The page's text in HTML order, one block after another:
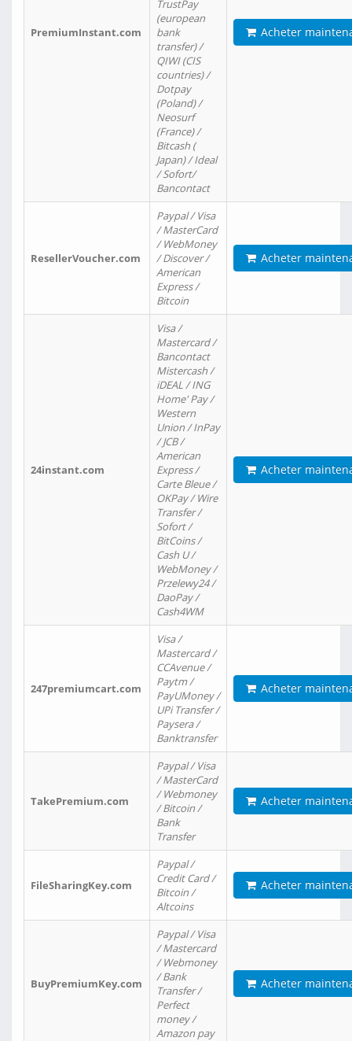
PremiumInstant.com
TrustPay
(european
bank
transfer) /
QIWI (CIS
countries) /
Dotpay
(Poland) /
Neosurf
(France) /
Bitcash (
Japan) / Ideal
/ Sofort/
Bancontact
Acheter
ResellerVoucher.com
Paypal / Visa
/ MasterCard
/ WebMoney
/ Discover /
American
Express /
Bitcoin
Acheter
24instant.com
Visa /
Mastercard /
Bancontact
Mistercash /
iDEAL / ING
Home' Pay /
Western
Union / InPay
/ JCB /
American
Express /
Carte Bleue /
OKPay / Wire
Transfer /
Sofort /
BitCoins /
Cash U /
WebMoney /
Przelewy24 /
DaoPay /
Cash4WM
Acheter
247premiumcart.com
Visa /
Mastercard /
CCAvenue /
Paytm /
PayUMoney /
UPi Transfer /
Paysera /
Banktransfer
Acheter
TakePremium.com
Paypal / Visa
/ MasterCard
/ Webmoney
/ Bitcoin /
Bank
Transfer
Acheter
FileSharingKey.com
Paypal /
Credit Card /
Bitcoin /
Altcoins
Acheter
BuyPremiumKey.com
Paypal / Visa
/ Mastercard
/ Webmoney
/ Bank
Transfer /
Perfect
money /
Amazon pay
Acheter